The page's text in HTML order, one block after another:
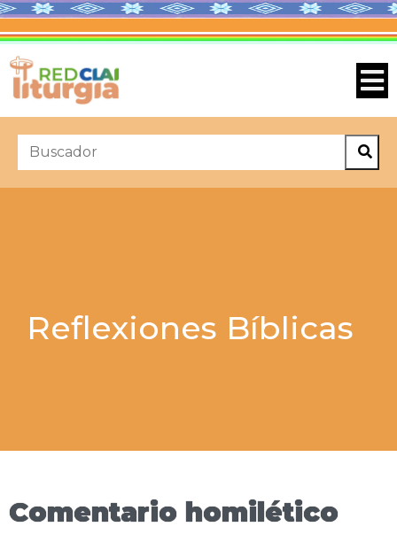
Reflexiones Bíblicas
Comentario homilético